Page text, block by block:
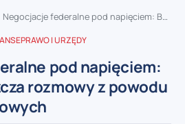
Negocjacje federalne pod napięciem: Bouchez opuszcza rozmowy z powodu sporów podatkowych
PRAWO I URZĘDY
pod napięciem:
rozmowy z powodu